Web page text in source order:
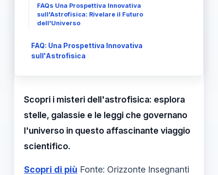
FAQs Una Prospettiva Innovativa
sull'Astrofisica: Rivelare il Futuro
dell'Universo
FAQ: Una Prospettiva Innovativa
sull'Astrofisica
Scopri i misteri dell'astrofisica: esplora
stelle, galassie e le leggi che governano
l'universo in questo affascinante viaggio
scientifico.
Scopri di più Fonte: Orizzonte Insegnanti